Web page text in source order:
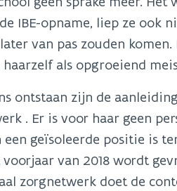
IBE-opname, liep ze ook
van pas zouden
als opgroeiend
ontstaan zijn de
. Er is voor haar geen
geïsoleerde positie is
van 2018 wordt
zorgnetwerk doet de